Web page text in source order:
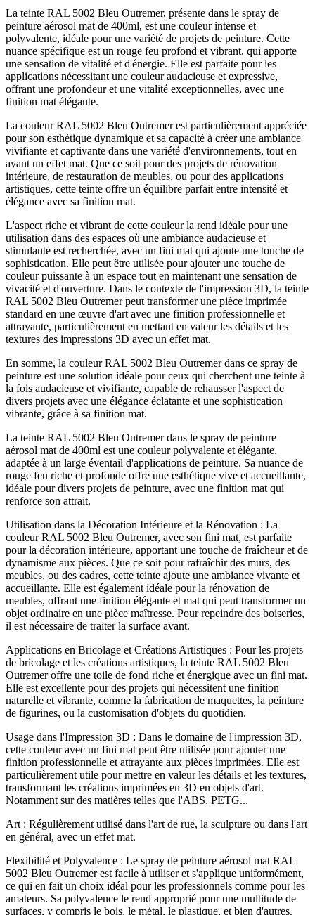
La teinte RAL 5002 Bleu Outremer, présente dans le spray de
peinture aérosol mat de 400ml, est une couleur intense et
polyvalente, idéale pour une variété de projets de peinture. Cette
nuance spécifique est un rouge feu profond et vibrant, qui apporte
une sensation de vitalité et d'énergie. Elle est parfaite pour les
applications nécessitant une couleur audacieuse et expressive,
offrant une profondeur et une vitalité exceptionnelles, avec une
finition mat élégante.
La couleur RAL 5002 Bleu Outremer est particulièrement appréciée
pour son esthétique dynamique et sa capacité à créer une ambiance
vivifiante et captivante dans une variété d'environnements, tout en
ayant un effet mat. Que ce soit pour des projets de rénovation
intérieure, de restauration de meubles, ou pour des applications
artistiques, cette teinte offre un équilibre parfait entre intensité et
élégance avec sa finition mat.
L'aspect riche et vibrant de cette couleur la rend idéale pour une
utilisation dans des espaces où une ambiance audacieuse et
stimulante est recherchée, avec un fini mat qui ajoute une touche de
sophistication. Elle peut être utilisée pour ajouter une touche de
couleur puissante à un espace tout en maintenant une sensation de
vivacité et d'ouverture. Dans le contexte de l'impression 3D, la teinte
RAL 5002 Bleu Outremer peut transformer une pièce imprimée
standard en une œuvre d'art avec une finition professionnelle et
attrayante, particulièrement en mettant en valeur les détails et les
textures des impressions 3D avec un effet mat.
En somme, la couleur RAL 5002 Bleu Outremer dans ce spray de
peinture est une solution idéale pour ceux qui cherchent une teinte à
la fois audacieuse et vivifiante, capable de rehausser l'aspect de
divers projets avec une élégance éclatante et une sophistication
vibrante, grâce à sa finition mat.
La teinte RAL 5002 Bleu Outremer dans le spray de peinture
aérosol mat de 400ml est une couleur polyvalente et élégante,
adaptée à un large éventail d'applications de peinture. Sa nuance de
rouge feu riche et profonde offre une esthétique vive et accueillante,
idéale pour divers projets de peinture, avec une finition mat qui
renforce son attrait.
Utilisation dans la Décoration Intérieure et la Rénovation : La
couleur RAL 5002 Bleu Outremer, avec son fini mat, est parfaite
pour la décoration intérieure, apportant une touche de fraîcheur et de
dynamisme aux pièces. Que ce soit pour rafraîchir des murs, des
meubles, ou des cadres, cette teinte ajoute une ambiance vivante et
accueillante. Elle est également idéale pour la rénovation de
meubles, offrant une finition élégante et mat qui peut transformer un
objet ordinaire en une pièce maîtresse. Pour repeindre des boiseries,
il est nécessaire de traiter la surface avant.
Applications en Bricolage et Créations Artistiques : Pour les projets
de bricolage et les créations artistiques, la teinte RAL 5002 Bleu
Outremer offre une toile de fond riche et énergique avec un fini mat.
Elle est excellente pour des projets qui nécessitent une finition
naturelle et vibrante, comme la fabrication de maquettes, la peinture
de figurines, ou la customisation d'objets du quotidien.
Usage dans l'Impression 3D : Dans le domaine de l'impression 3D,
cette couleur avec un fini mat peut être utilisée pour ajouter une
finition professionnelle et attrayante aux pièces imprimées. Elle est
particulièrement utile pour mettre en valeur les détails et les textures,
transformant les créations imprimées en 3D en objets d'art.
Notamment sur des matières telles que l'ABS, PETG...
Art : Régulièrement utilisé dans l'art de rue, la sculpture ou dans l'art
en général, avec un effet mat.
Flexibilité et Polyvalence : Le spray de peinture aérosol mat RAL
5002 Bleu Outremer est facile à utiliser et s'applique uniformément,
ce qui en fait un choix idéal pour les professionnels comme pour les
amateurs. Sa polyvalence le rend approprié pour une multitude de
surfaces, y compris le bois, le métal, le plastique, et bien d'autres.